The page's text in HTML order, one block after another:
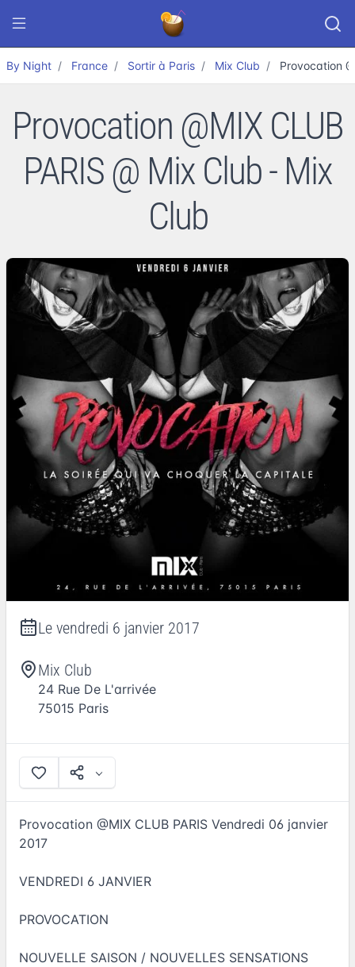
By Night France Sortir à Paris Mix Club Provocation
Provocation @MIX CLUB
PARIS @ Mix Club - Mix
Club
Le vendredi 6 janvier 2017
Mix Club
24 Rue De L'arrivée
75015 Paris
Provocation @MIX CLUB PARIS Vendredi 06 janvier
2017
VENDREDI 6 JANVIER
PROVOCATION
NOUVELLE SAISON / NOUVELLES SENSATIONS